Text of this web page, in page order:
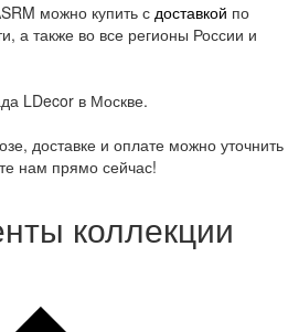
можно купить с доставкой по
а также во все регионы России и
LDecor в Москве.
доставке и оплате можно уточнить
нам прямо сейчас!
коллекции